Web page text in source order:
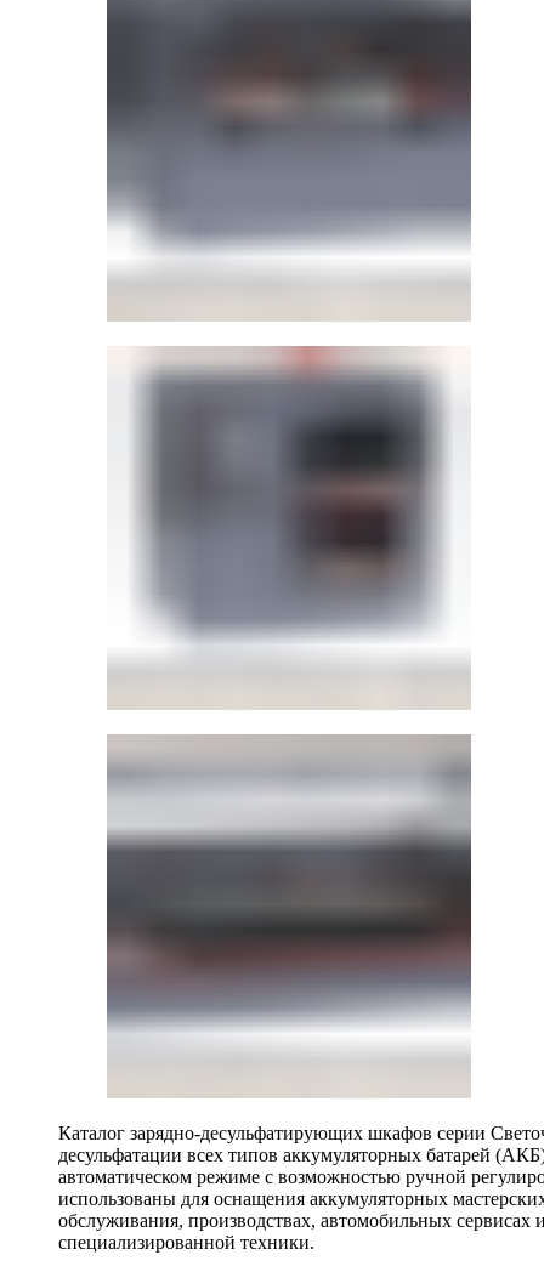
Каталог зарядно-десульфатирующих шкафов серии
десульфатации всех типов аккумуляторных батарей
автоматическом режиме с возможностью ручной
использованы для оснащения аккумуляторных
обслуживания, производствах, автомобильных
специализированной техники.